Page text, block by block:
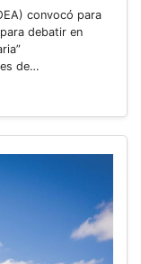
convocó para
debatir en
de…